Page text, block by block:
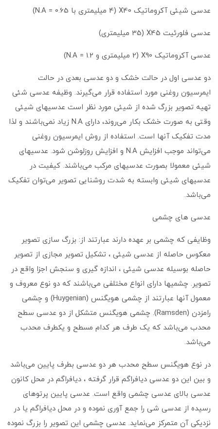
عدسی شیئی آکروماتیک X40 (4 میلیمتری با N.A = 0.65)
عدسی فلورئیت X45 (35 میلیمتری)
عدسی آکروماتیک X90 (2 میلیمتری و N.A = 1.2)
دو عدسی اول در حالت خشک و دو عدسی بعدی در حالت
ایمرسیون روغنی مورد استفاده قرار می‌گیرند. وظیفه عدسی شئی
تهیه تصویر بزرگ شده از شیئی مورد نظر است عدسیهای شیئی
وقتی به صورت خشک بکار می‌روند، دارای N.A زیاد نمی‌باشند و لذا
مدت تفکیک آنها است. استفاده از روش ایمرسیون روغنی
می‌تواند موجب افزایش N.A و افزایش روزلوشن شود. عدسیهای
شیئی معمولا بصورت عدسیهای مرکب می‌باشند. کیفیت در
عدسیهای شیئی وابسته به شدت روشنایی تصویر می‌توان تفکیک
می‌باشد.
عدسی های چشمی
وظایفی که چشمی بر عهده دارند عبارتند از: بزرگ سازی تصویر
معکوس حاصله از عدسی شیئی ، تشکیل تصویر مجازی از تصویر
حاصله بوسیله عدسی شیئی ، اندازه گیری و سنجش اجزا واقع در
تصویر. چشمیها دارای انواع مختلفی می‌باشند که دو نوع معروف و
معمول آنها عبارتند از چشمی هویگنس (Huygenian) و چشمی
رامزدن (Ramsden). چشمی هویگنس متشکل از دو عدسی سطح
محدب می‌باشد که یک طرف هر کدام مسطح و یکطرف محدب
می‌باشد.
در نوع هویگنس سطح محدب هر دو عدسی بطرف پایین می‌باشد
و بین این دو عدسی دیافراگم قرار گرفته ، دیافراگم در محل کانون
عدسی بالای عدسی چشمی واقع است. عدسی پایین پرتوهای
رسیده از عدسی شی را جمع آوری نموده و در محل دیافراگم یا در
نزدیکی آن متمرکز می‌نماید. عدسی چشمی این تصویر را بزرگ نموده